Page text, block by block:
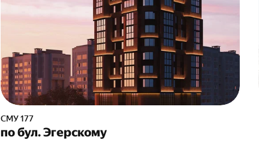
СМУ 177
по бул. Эгерскому